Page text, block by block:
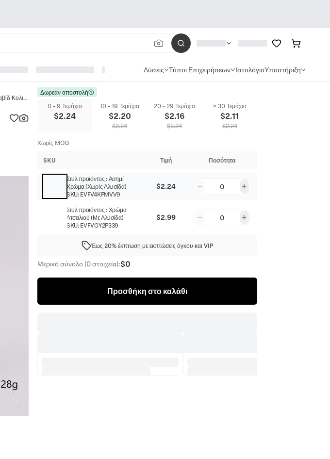
Λύσεις Τύποι Επιχειρήσεων ΙστολόγιοΥποστήριξη
Μενταγιόν Εξάγραμμα Αστέρι Του Δαβίδ Κολιέ Ανοξείδωτο Ατσάλι Ρετρό Μοτίβο Τοτέμ Hip Hop Punk Κοσμήματα Για Άνδρες
Δωρεάν αποστολή
0 - 9 Τεμάχια
$2.24
10 - 19 Τεμάχια
$2.20
$2.24
20 - 29 Τεμάχια
$2.16
$2.24
≥ 30 Τεμάχια
$2.11
$2.24
Χωρίς MOQ
SKU Τιμή Ποσότητα
Στυλ προϊόντος : Ασημί
Χρώμα (Χωρίς Αλυσίδα)
SKU: EVFV4KPMVV9
$2.24 0
Στυλ προϊόντος : Χρώμα
Ατσαλιού (Με Αλυσίδα)
SKU: EVFVGY2P339
$2.99 0
Έως 20% έκπτωση με εκπτώσεις όγκου και VIP
Μερικό σύνολο (0 στοιχεία):$0
Προσθήκη στο καλάθι